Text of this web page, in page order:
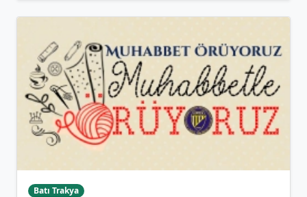
Batı Trakya